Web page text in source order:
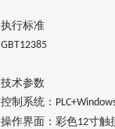
执行标准
GBT12385
技术参数
控制系统：
操作界面：彩色12寸触